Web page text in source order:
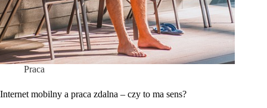
Praca
Internet mobilny a praca zdalna – czy to ma sens?